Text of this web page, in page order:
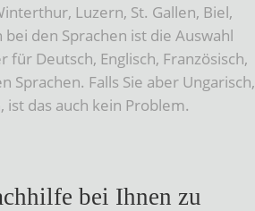
Luzern, St. Gallen, Biel,
den Sprachen ist die Auswahl
Deutsch, Englisch, Französisch,
Falls Sie aber Ungarisch,
ist das auch kein Problem.
bei Ihnen zu